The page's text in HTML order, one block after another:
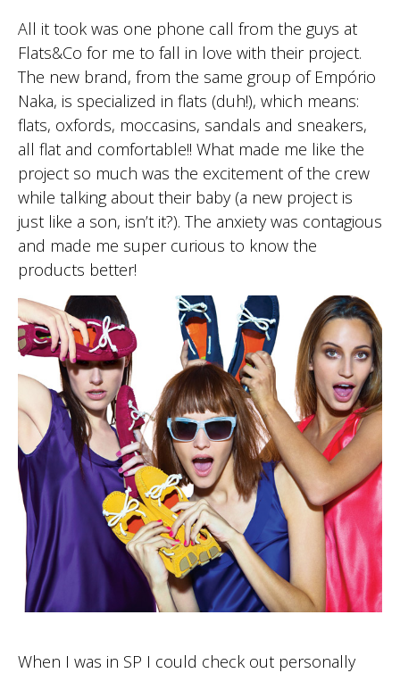
All it took was one phone call from the guys at
Flats&Co for me to fall in love with their project.
The new brand, from the same group of Empório
Naka, is specialized in flats (duh!), which means:
flats, oxfords, moccasins, sandals and sneakers,
all flat and comfortable!! What made me like the
project so much was the excitement of the crew
while talking about their baby (a new project is
just like a son, isn’t it?). The anxiety was contagious
and made me super curious to know the
products better!
When I was in SP I could check out personally